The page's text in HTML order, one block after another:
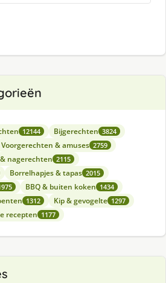
12144 Bijgerechten 3824
Voorgerechten & amuses 2759
nagerechten 2115
Borrelhapjes & tapas 2015
BBQ & buiten koken 1434
1312 Kip & gevogelte 1297
recepten 1177